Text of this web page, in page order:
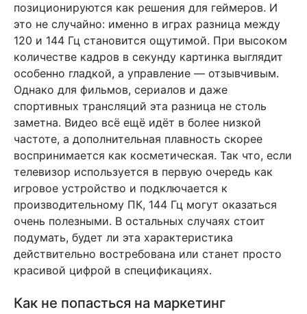
позиционируются как решения для геймеров. И
это не случайно: именно в играх разница между
120 и 144 Гц становится ощутимой. При высоком
количестве кадров в секунду картинка выглядит
особенно гладкой, а управление — отзывчивым.
Однако для фильмов, сериалов и даже
спортивных трансляций эта разница не столь
заметна. Видео всё ещё идёт в более низкой
частоте, а дополнительная плавность скорее
воспринимается как косметическая. Так что, если
телевизор используется в первую очередь как
игровое устройство и подключается к
производительному ПК, 144 Гц могут оказаться
очень полезными. В остальных случаях стоит
подумать, будет ли эта характеристика
действительно востребована или станет просто
красивой цифрой в спецификациях.
Как не попасться на маркетинг